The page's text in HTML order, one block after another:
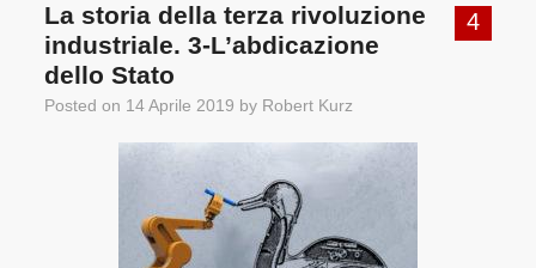
4
La storia della terza rivoluzione
industriale. 3-L’abdicazione
dello Stato
Posted on 14 Aprile 2019 by Robert Kurz